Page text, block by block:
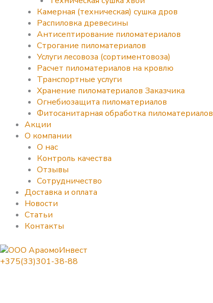
Камерная (техническая) сушка дров
Распиловка древесины
Антисептирование пиломатериалов
Строгание пиломатериалов
Услуги лесовоза (сортиментовоза)
Расчет пиломатериалов на кровлю
Транспортные услуги
Хранение пиломатериалов Заказчика
Огнебиозащита пиломатериалов
Фитосанитарная обработка пиломатериалов
Акции
О компании
О нас
Контроль качества
Отзывы
Сотрудничество
Доставка и оплата
Новости
Статьи
Контакты
+375(33)301-38-88